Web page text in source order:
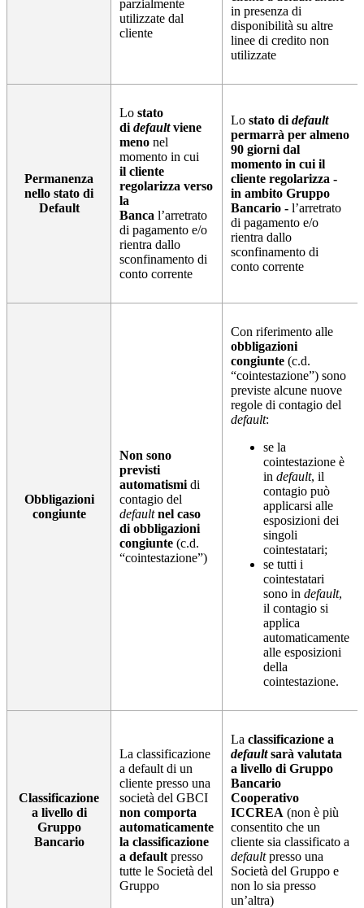
parzialmente
utilizzate dal
cliente
in presenza di
disponibilità su altre
linee di credito non
utilizzate
Permanenza
nello stato di
Default
Lo stato
di defaultviene
meno nel
momento in cui
il cliente
regolarizza verso
la
Banca l’arretrato
di pagamento e/o
rientra dallo
sconfinamento di
conto corrente
Lo stato di default
permarrà per almeno
90 giorni dal
momento in cui il
cliente regolarizza -
in ambito Gruppo
Bancario - l’arretrato
di pagamento e/o
rientra dallo
sconfinamento di
conto corrente
Obbligazioni
congiunte
Non sono
previsti
automatismi di
contagio del
default nel caso
di obbligazioni
congiunte (c.d.
“cointestazione”)
Con riferimento alle
obbligazioni
congiunte (c.d.
“cointestazione”) sono
previste alcune nuove
regole di contagio del
default:
se la
cointestazione è
in default, il
contagio può
applicarsi alle
esposizioni dei
singoli
cointestatari;
se tutti i
cointestatari
sono in default,
il contagio si
applica
automaticamente
alle esposizioni
della
cointestazione.
Classificazione
a livello di
Gruppo
Bancario
La classificazione
a default di un
cliente presso una
società del GBCI
non comporta
automaticamente
la classificazione
a default presso
tutte le Società del
Gruppo
La classificazione a
defaultsarà valutata
a livello di Gruppo
Bancario
Cooperativo
ICCREA (non è più
consentito che un
cliente sia classificato a
defaultpresso una
Società del Gruppo e
non lo sia presso
un’altra)